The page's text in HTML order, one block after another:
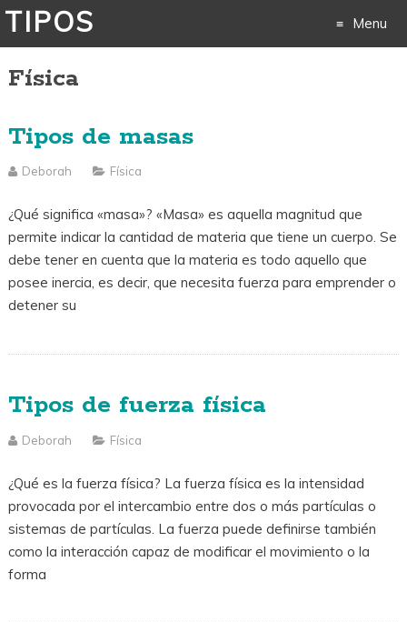
TIPOS Menu
Física
Tipos de masas
Deborah Física
¿Qué significa «masa»? «Masa» es aquella magnitud que
permite indicar la cantidad de materia que tiene un cuerpo. Se
debe tener en cuenta que la materia es todo aquello que
posee inercia, es decir, que necesita fuerza para emprender o
detener su
Tipos de fuerza física
Deborah Física
¿Qué es la fuerza física? La fuerza física es la intensidad
provocada por el intercambio entre dos o más partículas o
sistemas de partículas. La fuerza puede definirse también
como la interacción capaz de modificar el movimiento o la
forma